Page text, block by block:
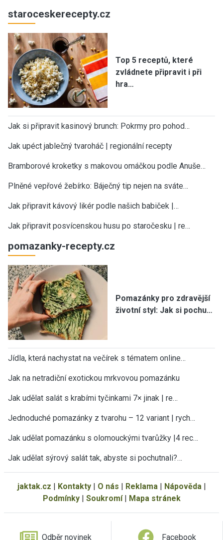
staroceskerecepty.cz
Top 5 receptů, které
zvládnete připravit i při
hra…
Jak si připravit kasinový brunch: Pokrmy pro pohod…
Jak upéct jablečný tvaroháč | regionální recepty
Bramborové kroketky s makovou omáčkou podle Anuše…
Plněné vepřové žebírko: Báječný tip nejen na sváte…
Jak připravit kávový likér podle našich babiček |…
Jak připravit posvícenskou husu po staročesku | re…
pomazanky-recepty.cz
Pomazánky pro zdravější
životní styl: Jak si pochu…
Jídla, která nachystat na večírek s tématem online…
Jak na netradiční exotickou mrkvovou pomazánku
Jak udělat salát s krabími tyčinkami 7× jinak | re…
Jednoduché pomazánky z tvarohu – 12 variant | rych…
Jak udělat pomazánku s olomouckými tvarůžky |4 rec…
Jak udělat sýrový salát tak, abyste si pochutnali?…
jaktak.cz | Kontakty| O nás | Reklama| Nápověda|
Podmínky| Soukromí| Mapa stránek
Odběr novinek Facebook